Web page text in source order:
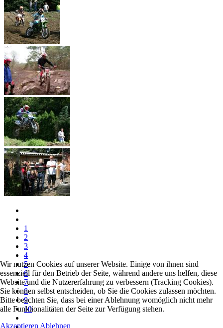
1
2
3
4
5
6
7
8
9
10
Wir nutzen Cookies auf unserer Website. Einige von ihnen sind
essenziell für den Betrieb der Seite, während andere uns helfen, diese
Website und die Nutzererfahrung zu verbessern (Tracking Cookies).
Sie können selbst entscheiden, ob Sie die Cookies zulassen möchten.
Bitte beachten Sie, dass bei einer Ablehnung womöglich nicht mehr
alle Funktionalitäten der Seite zur Verfügung stehen.
Akzeptieren Ablehnen